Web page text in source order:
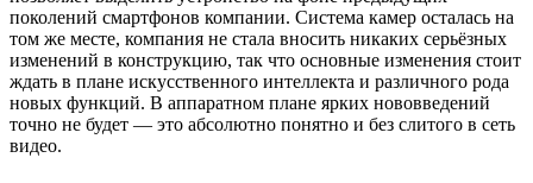
поколений смартфонов компании. Система камер осталась на
том же месте, компания не стала вносить никаких серьёзных
изменений в конструкцию, так что основные изменения стоит
ждать в плане искусственного интеллекта и различного рода
новых функций. В аппаратном плане ярких нововведений
точно не будет — это абсолютно понятно и без слитого в сеть
видео.